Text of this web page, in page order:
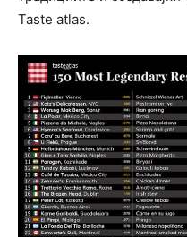
Taste atlas.